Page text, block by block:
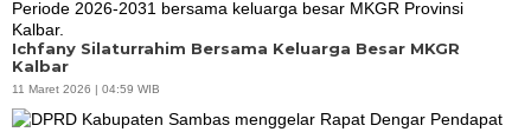
Ichfany Silaturrahim Bersama Keluarga Besar MKGR
Kalbar
11 Maret 2026 | 04:59 WIB